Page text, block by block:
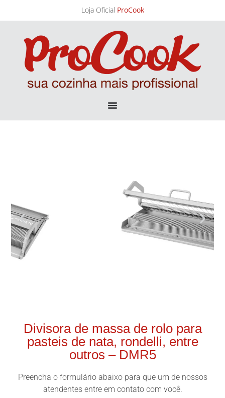
Loja Oficial ProCook
Divisora de massa de rolo para
pasteis de nata, rondelli, entre
outros – DMR5
Preencha o formulário abaixo para que um de nossos
atendentes entre em contato com você.